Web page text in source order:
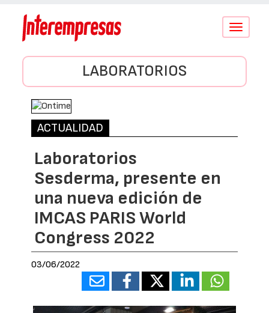
Conmutar
LABORATORIOS
ACTUALIDAD
Laboratorios
Sesderma, presente en
una nueva edición de
IMCAS PARIS World
Congress 2022
03/06/2022